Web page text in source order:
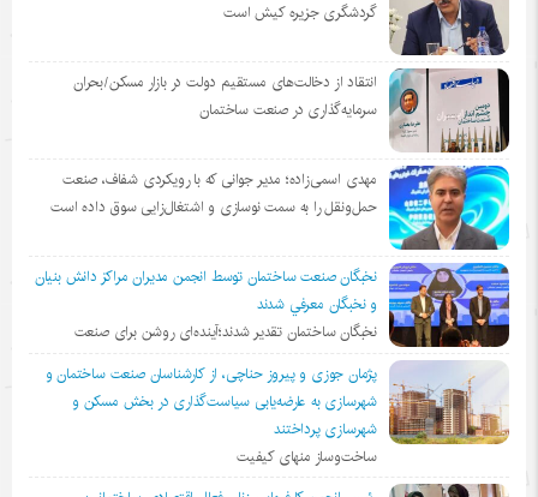
گردشگری جزیره کیش است
انتقاد از دخالت‌های مستقیم دولت در بازار مسکن/بحران
سرمایه‌گذاری در صنعت ساختمان
مهدی اسمی‌زاده؛ مدیر جوانی که با رویکردی شفاف، صنعت
حمل‌ونقل را به سمت نوسازی و اشتغال‌زایی سوق داده است
نخبگان صنعت ساختمان توسط انجمن مديران مراكز دانش بنيان
و نخبگان معرفي شدند
نخبگان ساختمان تقدیر شدند؛آینده‌ای روشن برای صنعت
پژمان جوزی و پیروز حناچی، از کارشناسان صنعت ساختمان و
شهرسازی به عارضه‌یابی سیاست‌گذاری در بخش مسکن و
شهرسازی پرداختند
ساخت‌وساز منهای کیفیت